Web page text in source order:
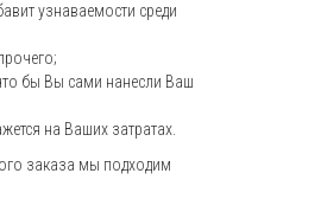
узнаваемости среди
бы Вы сами нанесли Ваш
на Ваших затратах.
заказа мы подходим